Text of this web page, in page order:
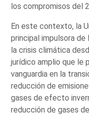
los compromisos del
En este contexto, la
principal impulsora
la crisis climática
jurídico amplio que le
vanguardia en la
reducción de
gases de efecto
reducción de gases